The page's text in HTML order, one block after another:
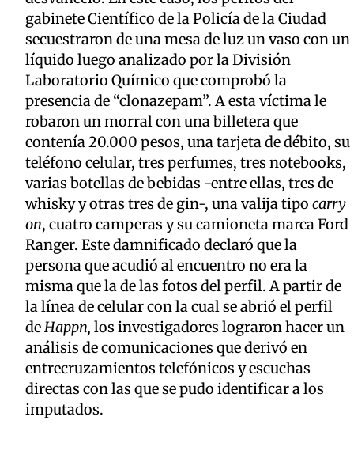
gabinete Científico de la Policía de la Ciudad
secuestraron de una mesa de luz un vaso con un
líquido luego analizado por la División
Laboratorio Químico que comprobó la
presencia de “clonazepam”. A esta víctima le
robaron un morral con una billetera que
contenía 20.000 pesos, una tarjeta de débito, su
teléfono celular, tres perfumes, tres notebooks,
varias botellas de bebidas -entre ellas, tres de
whisky y otras tres de gin-, una valija tipo carry
on, cuatro camperas y su camioneta marca Ford
Ranger. Este damnificado declaró que la
persona que acudió al encuentro no era la
misma que la de las fotos del perfil. A partir de
la línea de celular con la cual se abrió el perfil
deHappn, los investigadores lograron hacer un
análisis de comunicaciones que derivó en
entrecruzamientos telefónicos y escuchas
directas con las que se pudo identificar a los
imputados.